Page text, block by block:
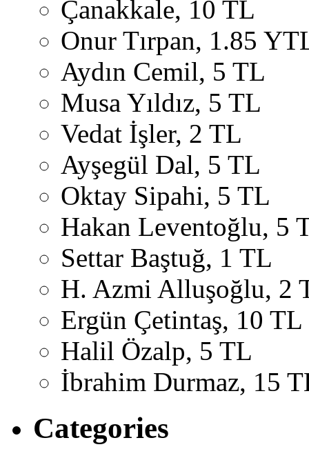
Çanakkale, 10 TL
Onur Tırpan, 1.85
Aydın Cemil, 5 TL
Musa Yıldız, 5 TL
Vedat İşler, 2 TL
Ayşegül Dal, 5 TL
Oktay Sipahi, 5 TL
Hakan Leventoğlu, 5
Settar Baştuğ, 1 TL
H. Azmi Alluşoğlu, 2
Ergün Çetintaş, 10 TL
Halil Özalp, 5 TL
İbrahim Durmaz, 15
Categories